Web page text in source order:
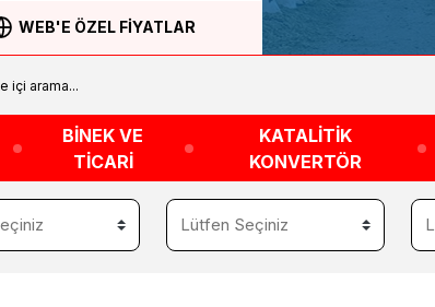
WEB'E ÖZEL FİYATLAR
BİNEK VE
TİCARİ
KATALİTİK
KONVERTÖR